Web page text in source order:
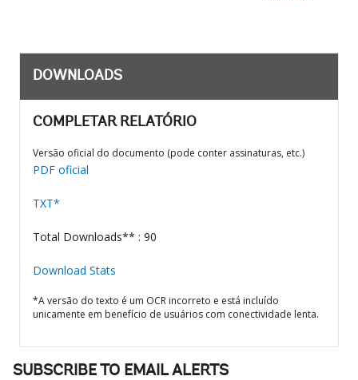
DOWNLOADS
COMPLETAR RELATÓRIO
Versão oficial do documento (pode conter assinaturas, etc.)
PDF oficial
TXT*
Total Downloads** : 90
Download Stats
*A versão do texto é um OCR incorreto e está incluído
unicamente em benefício de usuários com conectividade lenta.
SUBSCRIBE TO EMAIL ALERTS